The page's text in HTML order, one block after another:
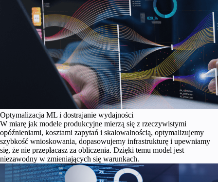
Optymalizacja ML i dostrajanie wydajności
W miarę jak modele produkcyjne mierzą się z rzeczywistymi
opóźnieniami, kosztami zapytań i skalowalnością, optymalizujemy
szybkość wnioskowania, dopasowujemy infrastrukturę i upewniamy
się, że nie przepłacasz za obliczenia. Dzięki temu model jest
niezawodny w zmieniających się warunkach.